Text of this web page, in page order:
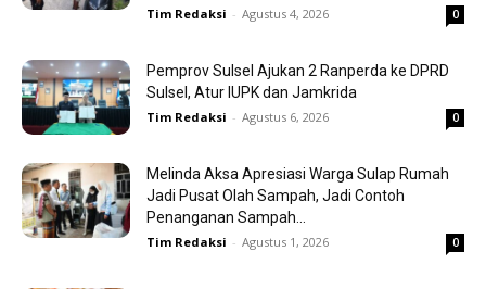
Tim Redaksi - Agustus 4, 2026 0
Pemprov Sulsel Ajukan 2 Ranperda ke DPRD
Sulsel, Atur IUPK dan Jamkrida
Tim Redaksi - Agustus 6, 2026 0
Melinda Aksa Apresiasi Warga Sulap Rumah
Jadi Pusat Olah Sampah, Jadi Contoh
Penanganan Sampah...
Tim Redaksi - Agustus 1, 2026 0